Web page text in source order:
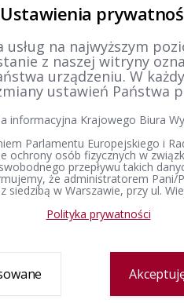
Ustawienia
usług na najwyższym
z naszej witryny
urządzeniu. W
ustawień Państwa
informacyjna Krajowego Biura
Parlamentu Europejskiego i
ochrony osób fizycznych w
przepływu takich
że administratorem Pani/
siedzibą w Warszawie, przy ul.
Polityka prywatności